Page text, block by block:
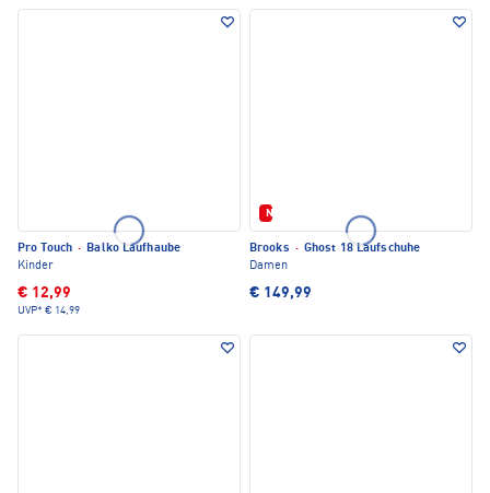
Pro Touch · Balko Laufhaube
Kinder
€ 12,99
UVP* € 14,99
Neu
Brooks · Ghost 18 Laufschuhe
Damen
€ 149,99